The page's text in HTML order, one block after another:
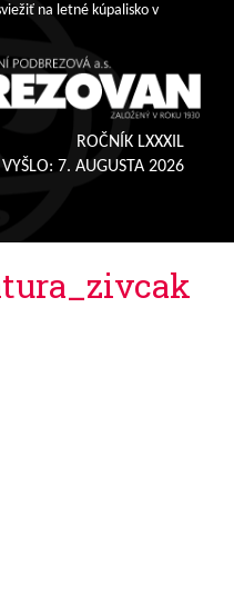
na letné kúpalisko v
ROČNÍK LXXXIL
VYŠLO: 7. AUGUSTA 2026